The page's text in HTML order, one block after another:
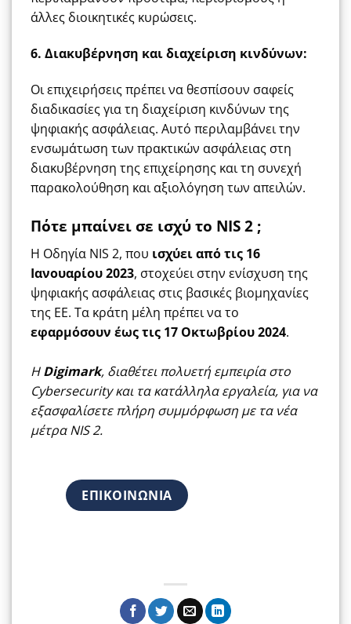
άλλες διοικητικές κυρώσεις.
6. Διακυβέρνηση και διαχείριση κινδύνων:
Οι επιχειρήσεις πρέπει να θεσπίσουν σαφείς
διαδικασίες για τη διαχείριση κινδύνων της
ψηφιακής ασφάλειας. Αυτό περιλαμβάνει την
ενσωμάτωση των πρακτικών ασφάλειας στη
διακυβέρνηση της επιχείρησης και τη συνεχή
παρακολούθηση και αξιολόγηση των απειλών.
Πότε μπαίνει σε ισχύ το NIS 2 ;
Η Οδηγία NIS 2, που ισχύει από τις 16
Ιανουαρίου 2023, στοχεύει στην ενίσχυση της
ψηφιακής ασφάλειας στις βασικές βιομηχανίες
της ΕΕ. Τα κράτη μέλη πρέπει να το
εφαρμόσουν έως τις 17 Οκτωβρίου 2024.
ΗDigimark, διαθέτει πολυετή εμπειρία στο
Cybersecurity και τα κατάλληλα εργαλεία, για να
εξασφαλίσετε πλήρη συμμόρφωση με τα νέα
μέτρα NIS 2.
ΕΠΙΚΟΙΝΩΝΙΑ